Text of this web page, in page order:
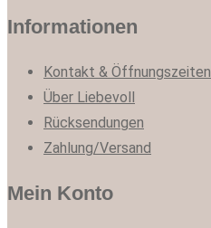
Informationen
Kontakt & Öffnungszeiten
Über Liebevoll
Rücksendungen
Zahlung/Versand
Mein Konto